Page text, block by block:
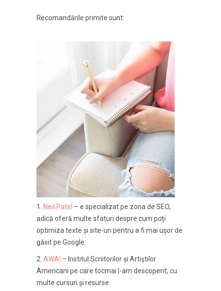
Recomandările primite sunt:
Neil Patel – e specializat pe zona de SEO,
adică oferă multe sfaturi despre cum poți
optimiza texte și site-uri pentru a fi mai ușor de
găsit pe Google.
AWAI – Institul Scriitorilor și Artiștilor
Americani pe care tocmai l-am descoperit, cu
multe cursuri și resurse.